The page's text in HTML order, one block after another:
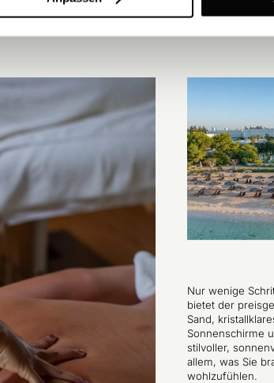
Nur wenige
bietet der
Sand,
Sonnenschirme
stilvoller,
allem, was Sie
wohlzufühlen.